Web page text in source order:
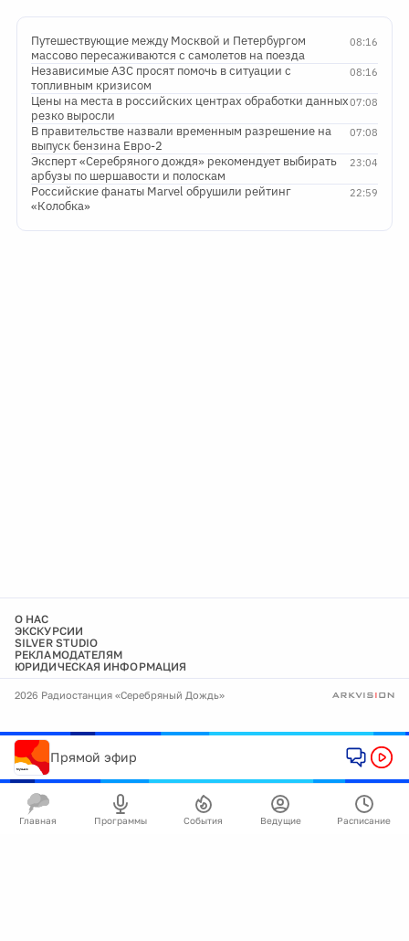
08:16
Путешествующие между Москвой и Петербургом
массово пересаживаются с самолетов на поезда
08:16
Независимые АЗС просят помочь в ситуации с
топливным кризисом
07:08
Цены на места в российских центрах обработки данных
резко выросли
07:08
В правительстве назвали временным разрешение на
выпуск бензина Евро-2
23:04
Эксперт «Серебряного дождя» рекомендует выбирать
арбузы по шершавости и полоскам
22:59
Российские фанаты Marvel обрушили рейтинг
«Колобка»
О НАС
ЭКСКУРСИИ
SILVER STUDIO
РЕКЛАМОДАТЕЛЯМ
ЮРИДИЧЕСКАЯ ИНФОРМАЦИЯ
2026 Радиостанция «Серебряный Дождь»
Прямой эфир
Главная Программы События Ведущие Расписание